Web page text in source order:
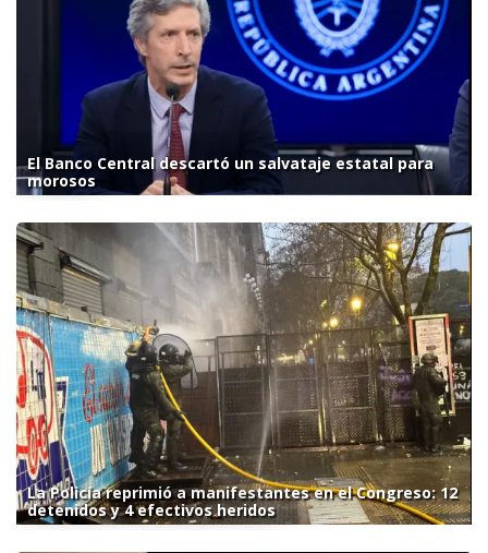
El Banco Central descartó un salvataje estatal para
morosos
La Policía reprimió a manifestantes en el Congreso: 12
detenidos y 4 efectivos heridos